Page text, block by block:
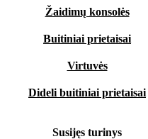
Žaidimų konsolės
Buitiniai prietaisai
Virtuvės
Dideli buitiniai prietaisai
Susijęs turinys